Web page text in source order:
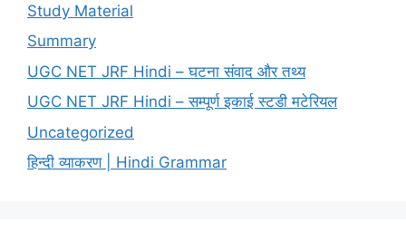
Study Material
Summary
UGC NET JRF Hindi – घटना संवाद और तथ्य
UGC NET JRF Hindi – सम्पूर्ण इकाई स्टडी मटेरियल
Uncategorized
हिन्दी व्याकरण | Hindi Grammar